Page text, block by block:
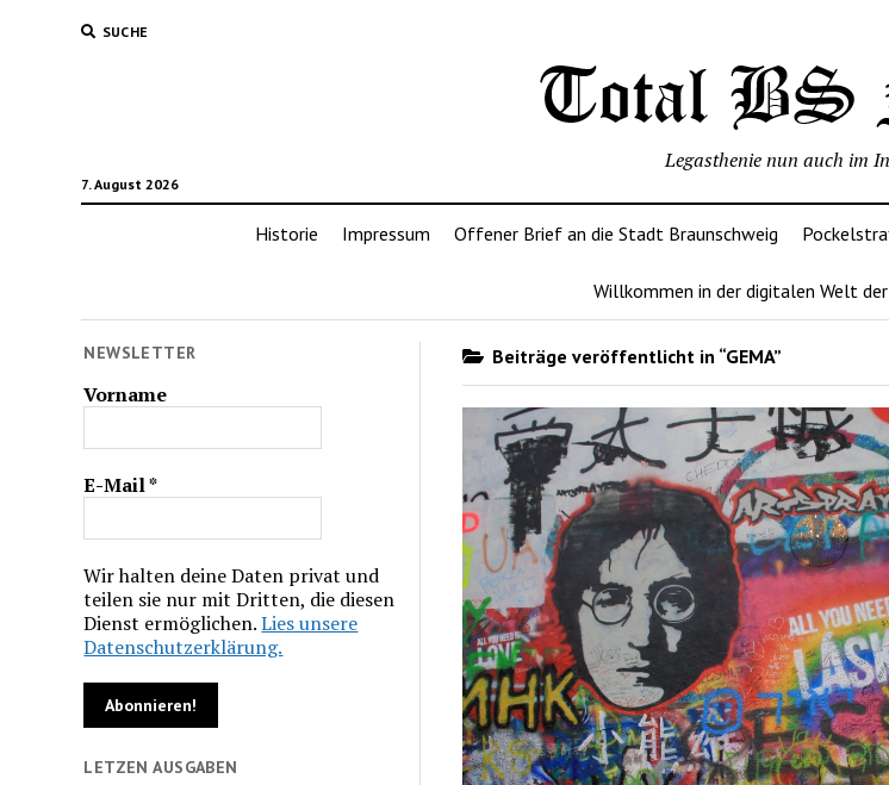
SUCHE
7. August 2026
Legasthenie nun auch im
Historie Impressum Offener Brief an die Stadt Braunschweig
Willkommen in der digitalen Welt
NEWSLETTER
Vorname
E-Mail*
Wir halten deine Daten privat und
teilen sie nur mit Dritten, die diesen
Dienst ermöglichen.Lies unsere
Datenschutzerklärung.
LETZEN AUSGABEN
Beiträge veröffentlicht in “GEMA”